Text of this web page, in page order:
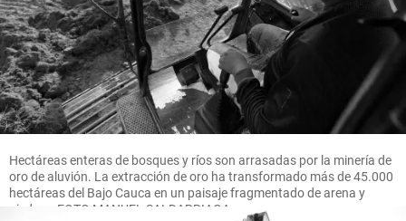
Hectáreas enteras de bosques y ríos son arrasadas por la minería de
oro de aluvión. La extracción de oro ha transformado más de 45.000
hectáreas del Bajo Cauca en un paisaje fragmentado de arena y
piedras. FOTO MANUEL SALDARRIAGA